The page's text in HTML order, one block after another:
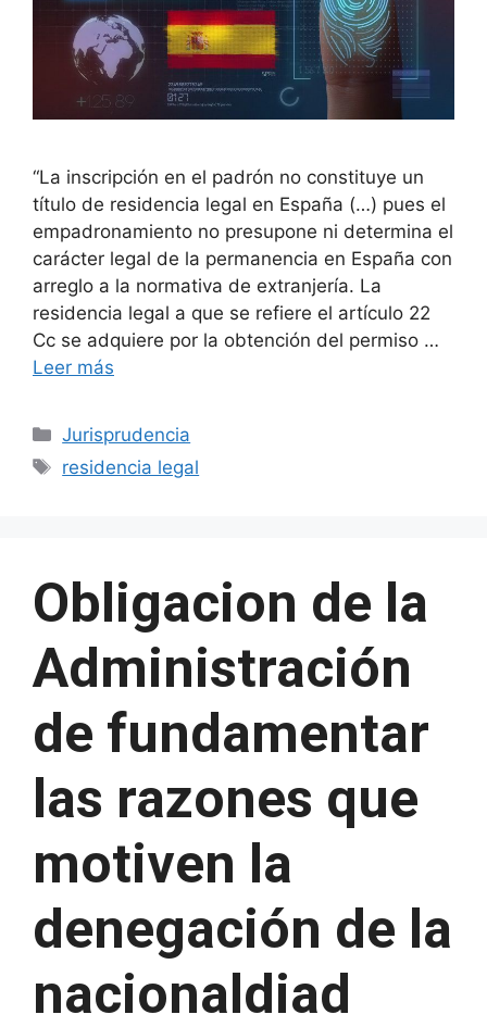
“La inscripción en el padrón no constituye un
título de residencia legal en España (…) pues el
empadronamiento no presupone ni determina el
carácter legal de la permanencia en España con
arreglo a la normativa de extranjería. La
residencia legal a que se refiere el artículo 22
Cc se adquiere por la obtención del permiso …
Leer más
Categorías
Jurisprudencia
Etiquetas
residencia legal
Obligacion de la
Administración
de fundamentar
las razones que
motiven la
denegación de la
nacionaldiad